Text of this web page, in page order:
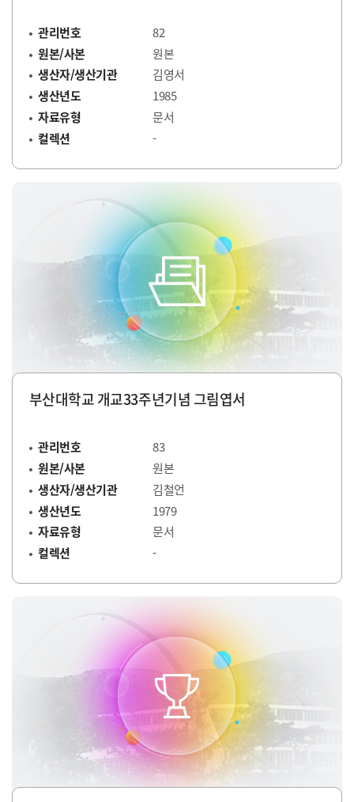
관리번호
82
원본/사본
원본
생산자/생산기관
김영서
생산년도
1985
자료유형
문서
컬렉션
-
부산대학교 개교33주년기념 그림엽서
관리번호
83
원본/사본
원본
생산자/생산기관
김철언
생산년도
1979
자료유형
문서
컬렉션
-